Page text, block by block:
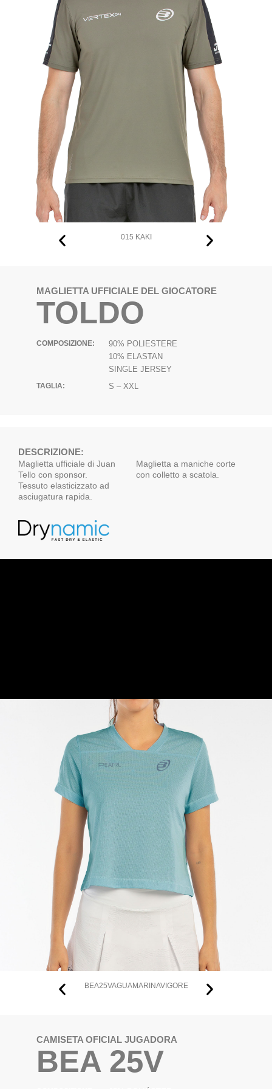
015 KAKI
MAGLIETTA UFFICIALE DEL GIOCATORE
TOLDO
COMPOSIZIONE:
90% POLIESTERE
10% ELASTAN
SINGLE JERSEY
TAGLIA: S – XXL
DESCRIZIONE:
Maglietta ufficiale di Juan
Tello con sponsor.
Tessuto elasticizzato ad
asciugatura rapida.
Maglietta a maniche corte
con colletto a scatola.
BEA25VAGUAMARINAVIGORE
CAMISETA OFICIAL JUGADORA
BEA 25V